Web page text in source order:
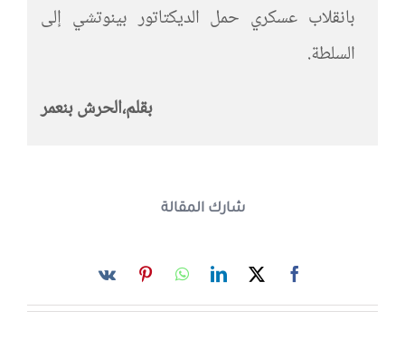
بانقلاب عسكري حمل الديكتاتور بينوتشي إلى
السلطة.
بقلم،الحرش بنعمر
شارك المقالة